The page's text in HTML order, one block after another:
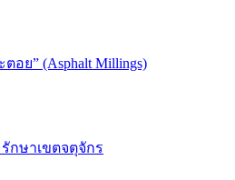
ย” (Asphalt Millings)
กษาเขตจตุจักร